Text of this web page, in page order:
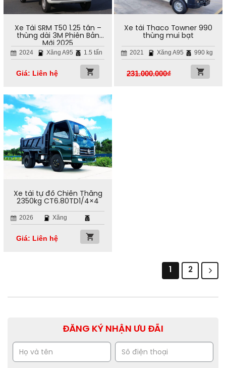
Xe Tải SRM T50 1.25 tấn –
thùng dài 3M Phiên Bản
Mới 2025
2024 Xăng A95 1.5 tấn
Giá: Liên hệ
Xe tải Thaco Towner 990
thùng mui bạt
2021 Xăng A95 990 kg
231.000.000₫
Xe tải tự đổ Chiến Thắng
2350kg CT6.80TD1/4×4
2026 Xăng
Giá: Liên hệ
1 2
ĐĂNG KÝ NHẬN ƯU ĐÃI